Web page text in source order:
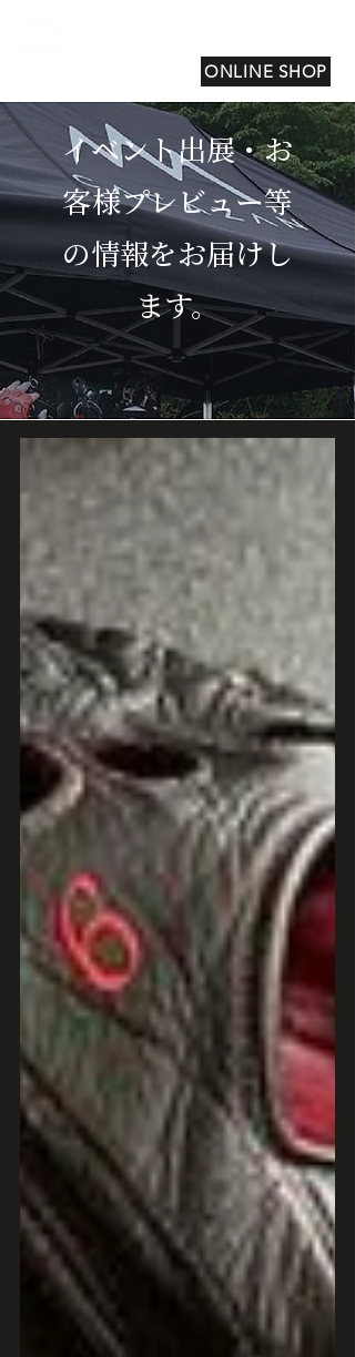
ONLINE SHOP
イベント出展・お
客様プレビュー等
の情報をお届けし
ます。